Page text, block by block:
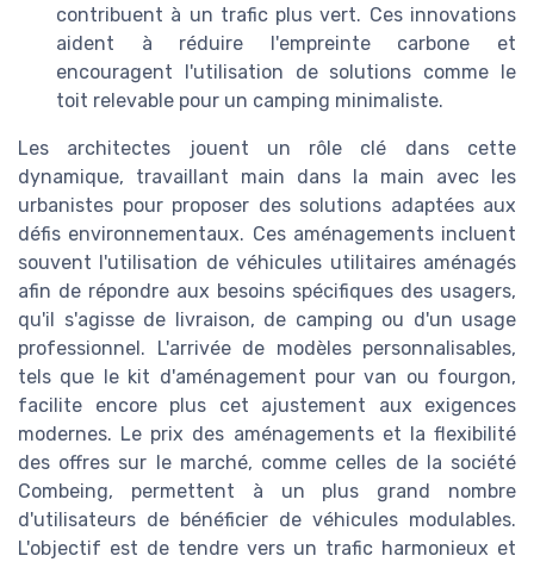
contribuent à un trafic plus vert. Ces innovations
aident à réduire l'empreinte carbone et
encouragent l'utilisation de solutions comme le
toit relevable pour un camping minimaliste.
Les architectes jouent un rôle clé dans cette
dynamique, travaillant main dans la main avec les
urbanistes pour proposer des solutions adaptées aux
défis environnementaux. Ces aménagements incluent
souvent l'utilisation de véhicules utilitaires aménagés
afin de répondre aux besoins spécifiques des usagers,
qu'il s'agisse de livraison, de camping ou d'un usage
professionnel. L'arrivée de modèles personnalisables,
tels que le kit d'aménagement pour van ou fourgon,
facilite encore plus cet ajustement aux exigences
modernes. Le prix des aménagements et la flexibilité
des offres sur le marché, comme celles de la société
Combeing, permettent à un plus grand nombre
d'utilisateurs de bénéficier de véhicules modulables.
L'objectif est de tendre vers un trafic harmonieux et